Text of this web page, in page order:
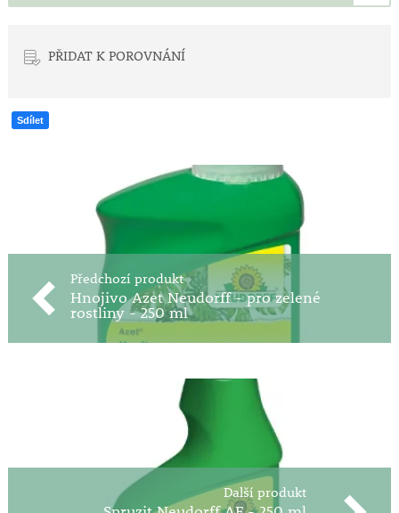
PŘIDAT K POROVNÁNÍ
Sdílet
Předchozí produkt
Hnojivo Azet Neudorff - pro zelené
rostliny - 250 ml
Další produkt